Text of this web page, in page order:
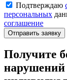
Подтверждаю
персональных
соглашение
Отправить заявку
Получите
нарушений